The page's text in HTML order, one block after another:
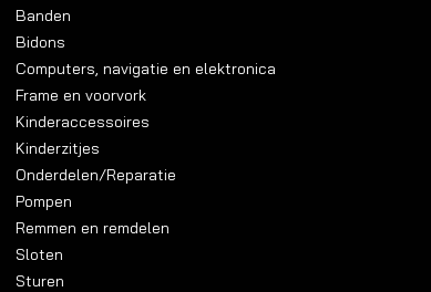
Banden
Bidons
Computers, navigatie en elektronica
Frame en voorvork
Kinderaccessoires
Kinderzitjes
Onderdelen/Reparatie
Pompen
Remmen en remdelen
Sloten
Sturen